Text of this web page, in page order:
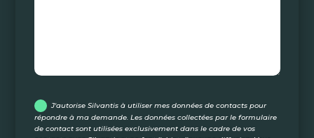
J'autorise Silvantis à utiliser mes données de contacts pour
répondre à ma demande. Les données collectées par le formulaire
de contact sont utilisées exclusivement dans le cadre de vos